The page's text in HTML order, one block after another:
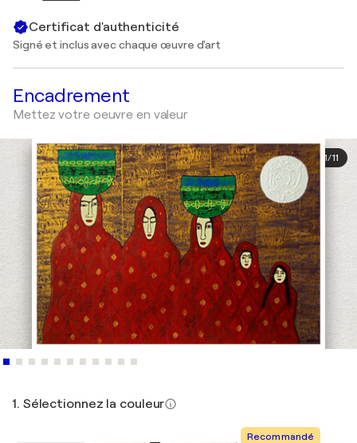
Certificat d'authenticité
Signé et inclus avec chaque œuvre d'art
Encadrement
Mettez votre oeuvre en valeur
1/11
1. Sélectionnez la couleur
Recommandé